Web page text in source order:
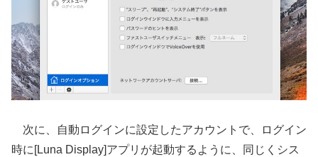
次に、自動ログインに設定したアカウントで、ログイン
時に[Luna Display]アプリが起動するように、同じくシス